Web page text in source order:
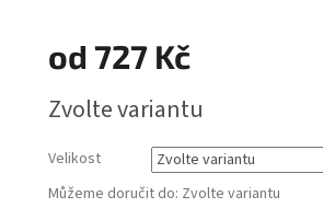
od 727 Kč
cena:
Zvolte variantu
Velikost
Můžeme doručit do: Zvolte variantu